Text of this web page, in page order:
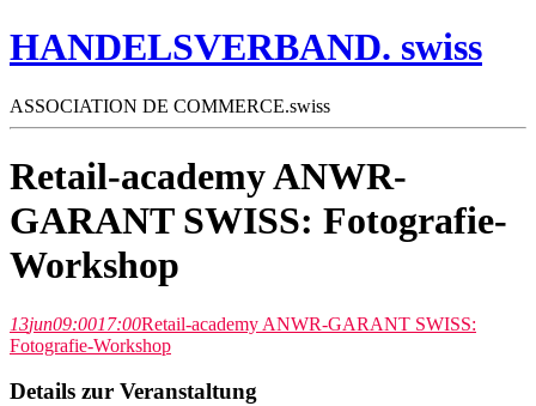
HANDELSVERBAND. swiss
ASSOCIATION DE COMMERCE.swiss
Retail-academy ANWR-
GARANT SWISS: Fotografie-
Workshop
13jun09:0017:00Retail-academy ANWR-GARANT SWISS:
Fotografie-Workshop
Details zur Veranstaltung